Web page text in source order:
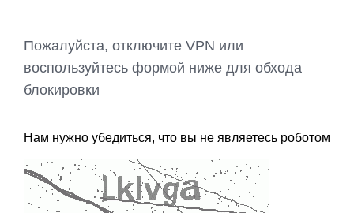
Пожалуйста, отключите VPN или
воспользуйтесь формой ниже для обхода
блокировки
Нам нужно убедиться, что вы не являетесь роботом